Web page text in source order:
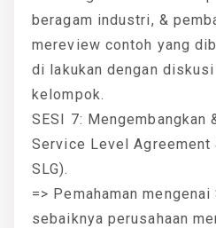
beragam industri, &
mereview contoh yang
di lakukan dengan
kelompok.
SESI 7: Mengembangkan
Service Level Agreement
SLG).
=> Pemahaman mengenai
sebaiknya perusahaan